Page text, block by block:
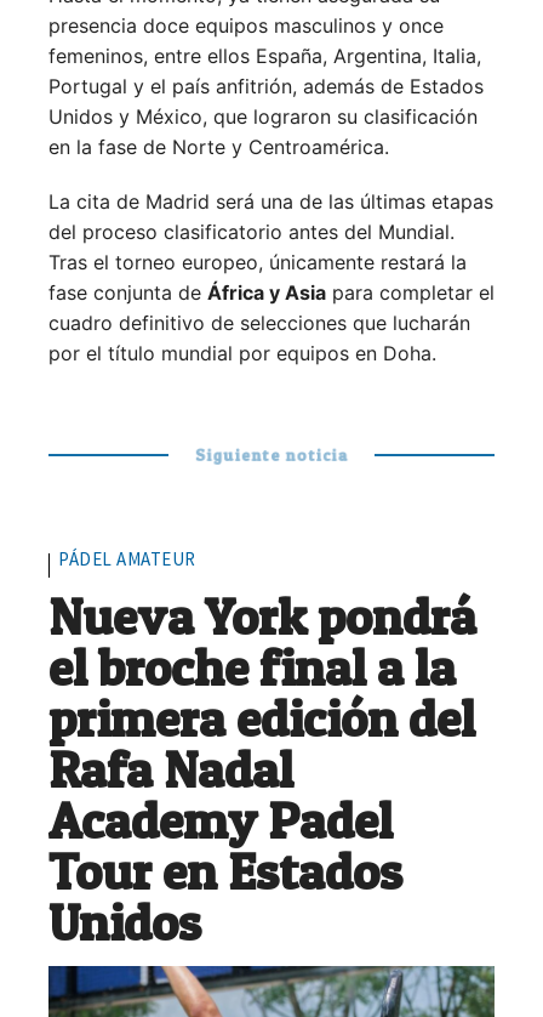
presencia doce equipos masculinos y once
femeninos, entre ellos España, Argentina, Italia,
Portugal y el país anfitrión, además de Estados
Unidos y México, que lograron su clasificación
en la fase de Norte y Centroamérica.
La cita de Madrid será una de las últimas etapas
del proceso clasificatorio antes del Mundial.
Tras el torneo europeo, únicamente restará la
fase conjunta de África y Asia para completar el
cuadro definitivo de selecciones que lucharán
por el título mundial por equipos en Doha.
Siguiente noticia
PÁDEL AMATEUR
Nueva York pondrá
el broche final a la
primera edición del
Rafa Nadal
Academy Padel
Tour en Estados
Unidos